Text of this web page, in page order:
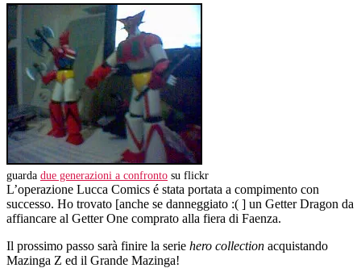
guarda due generazioni a confronto su flickr
L’operazione Lucca Comics é stata portata a compimento con
successo. Ho trovato [anche se danneggiato :( ] un Getter Dragon da
affiancare al Getter One comprato alla fiera di Faenza.
Il prossimo passo sarà finire la serie hero collection acquistando
Mazinga Z ed il Grande Mazinga!